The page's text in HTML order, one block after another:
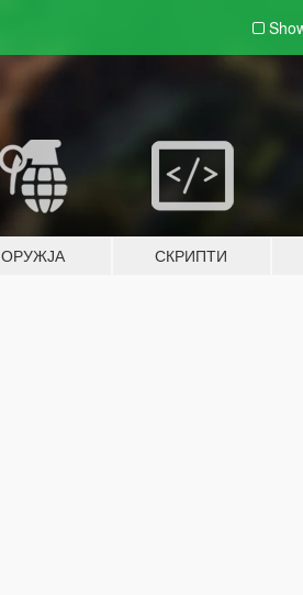
ОРУЖЈА СКРИПТИ